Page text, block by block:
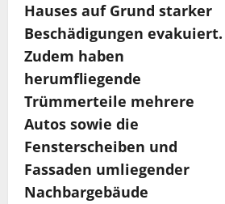
Hauses auf Grund starker
Beschädigungen evakuiert.
Zudem haben
herumfliegende
Trümmerteile mehrere
Autos sowie die
Fensterscheiben und
Fassaden umliegender
Nachbargebäude